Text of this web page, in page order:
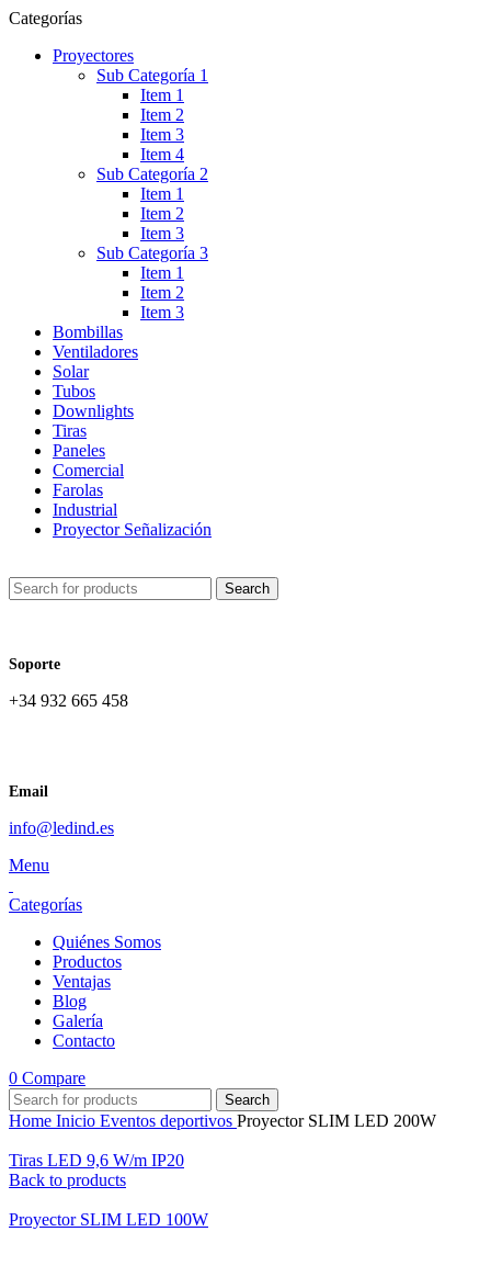
Categorías
Proyectores
Sub Categoría 1
Item 1
Item 2
Item 3
Item 4
Sub Categoría 2
Item 1
Item 2
Item 3
Sub Categoría 3
Item 1
Item 2
Item 3
Bombillas
Ventiladores
Solar
Tubos
Downlights
Tiras
Paneles
Comercial
Farolas
Industrial
Proyector Señalización
Search
Soporte
+34 932 665 458‬
Email
info@ledind.es
Menu
Categorías
Quiénes Somos
Productos
Ventajas
Blog
Galería
Contacto
0 Compare
Search
Home Inicio Eventos deportivos Proyector SLIM LED 200W
Tiras LED 9,6 W/m IP20
Back to products
Proyector SLIM LED 100W